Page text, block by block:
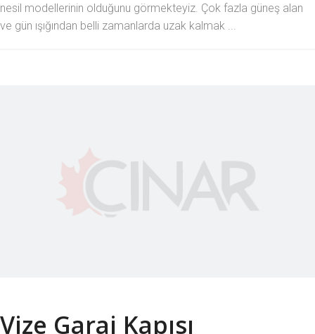
nesil modellerinin olduğunu görmekteyiz. Çok fazla güneş alan
ve gün ışığından belli zamanlarda uzak kalmak ...
Vize Garaj Kapısı